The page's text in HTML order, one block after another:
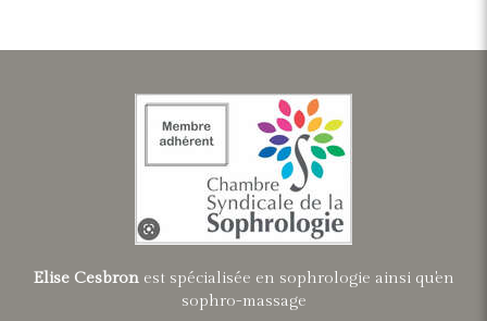
Elise Cesbronest spécialisée en sophrologie ainsi qu'en
sophro-massage